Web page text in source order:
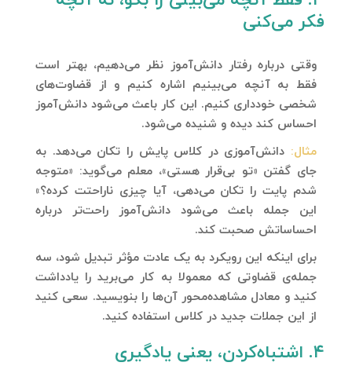
فکر می‌کنی
وقتی درباره رفتار دانش‌آموز نظر می‌دهیم، بهتر است
فقط به آنچه می‌بینیم اشاره کنیم و از قضاوت‌های
شخصی خودداری کنیم. این کار باعث می‌شود دانش‌آموز
احساس کند دیده و شنیده می‌شود.
مثال: دانش‌آموزی در کلاس پایش را تکان می‌دهد. به
جای گفتن «تو بی‌قرار هستی»، معلم می‌گوید: «متوجه
شدم پایت را تکان می‌دهی، آیا چیزی ناراحتت کرده؟»
این جمله باعث می‌شود دانش‌آموز راحت‌تر درباره
احساساتش صحبت کند.
برای اینکه این رویکرد به یک عادت مؤثر تبدیل شود، سه
جمله‌ی قضاوتی که معمولا به کار می‌برید را یادداشت
کنید و معادل مشاهده‌محور آن‌ها را بنویسید. سعی کنید
از این جملات جدید در کلاس استفاده کنید.
۴. اشتباه‌کردن، یعنی یادگیری